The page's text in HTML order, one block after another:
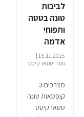
לביבות
טונה בטטה
ותפוחי
אדמה
15.11.2015 |
טונה סטארקיסט
מצרכים:3
קופסאות טונה
סטארקיסט